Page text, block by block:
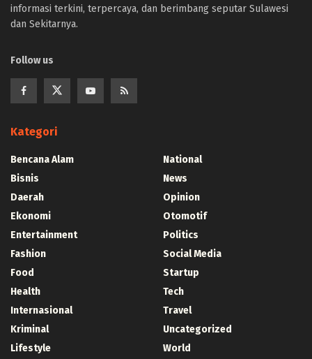
informasi terkini, terpercaya, dan berimbang seputar Sulawesi
dan Sekitarnya.
Follow us
Kategori
Bencana Alam
Bisnis
Daerah
Ekonomi
Entertainment
Fashion
Food
Health
Internasional
Kriminal
Lifestyle
National
News
Opinion
Otomotif
Politics
Social Media
Startup
Tech
Travel
Uncategorized
World